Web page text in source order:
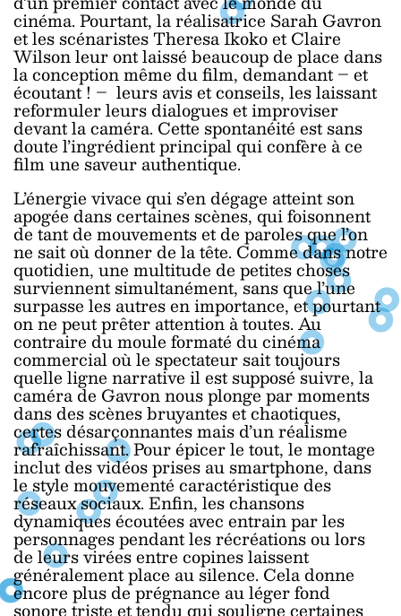
cinéma. Pourtant, la réalisatrice Sarah Gavron
et les scénaristes Theresa Ikoko et Claire
Wilson leur ont laissé beaucoup de place dans
la conception même du film, demandant – et
écoutant ! – leurs avis et conseils, les laissant
reformuler leurs dialogues et improviser
devant la caméra. Cette spontanéité est sans
doute l’ingrédient principal qui confère à ce
film une saveur authentique.
L’énergie vivace qui s’en dégage atteint son
apogée dans certaines scènes, qui foisonnent
de tant de mouvements et de paroles que l’on
ne sait où donner de la tête. Comme dans notre
quotidien, une multitude de petites choses
surviennent simultanément, sans que l’une
surpasse les autres en importance, et pourtant
on ne peut prêter attention à toutes. Au
contraire du moule formaté du cinéma
commercial où le spectateur sait toujours
quelle ligne narrative il est supposé suivre, la
caméra de Gavron nous plonge par moments
dans des scènes bruyantes et chaotiques,
certes désarçonnantes mais d’un réalisme
rafraîchissant. Pour épicer le tout, le montage
inclut des vidéos prises au smartphone, dans
le style mouvementé caractéristique des
réseaux sociaux. Enfin, les chansons
dynamiques écoutées avec entrain par les
personnages pendant les récréations ou lors
de leurs virées entre copines laissent
généralement place au silence. Cela donne
encore plus de prégnance au léger fond
sonore triste et tendu qui souligne certaines